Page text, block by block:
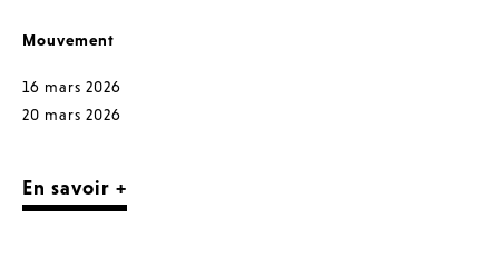
Mouvement
16 mars 2026
20 mars 2026
En savoir +